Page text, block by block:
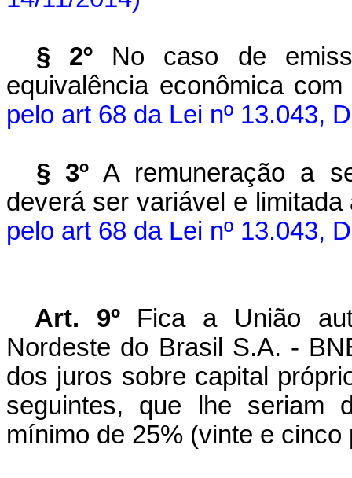
§ 2º No caso de
equivalência econômica
pelo art 68 da Lei nº 13.043,
§ 3º A remuneração a
deverá ser variável e
pelo art 68 da Lei nº 13.043,
Art. 9º
Fica a União
Nordeste do Brasil S.A. -
dos juros sobre capital
seguintes, que lhe seriam
mínimo de 25% (vinte e